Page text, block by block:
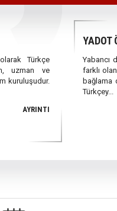
Türkçe
uzman ve
kuruluşudur.
AYRINTI
YADOT
Yabancı
farklı
bağlama
Türkçey...